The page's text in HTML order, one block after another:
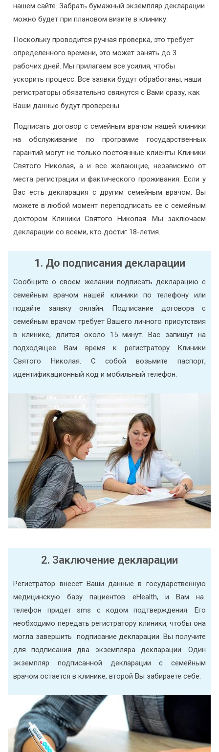
нашем сайте. Забрать бумажный экземпляр декларации
можно будет при плановом визите в клинику.
Поскольку проводится ручная проверка, это требует
определенного времени, это может занять до 3
рабочих дней. Мы прилагаем все усилия, чтобы
ускорить процесс. Все заявки будут обработаны, наши
регистраторы обязательно свяжутся с Вами сразу, как
Ваши данные будут проверены.
Подписать договор с семейным врачом нашей клиники
на обслуживание по программе государственных
гарантий могут не только постоянные клиенты Клиники
Святого Николая, а и все желающие, независимо от
места регистрации и фактического проживания. Если у
Вас есть декларация с другим семейным врачом, Вы
можете в любой момент переподписать ее с семейным
доктором Клиники Святого Николая. Мы заключаем
декларации со всеми, кто достиг 18-летия.
1. До подписания декларации
Сообщите о своем желании подписать декларацию с
семейным врачом нашей клиники по телефону или
подайте заявку онлайн. Подписание договора с
семейным врачом требует Вашего личного присутствия
в клинике, длится около 15 минут. Вас запишут на
подходящее Вам время к регистратору Клиники
Святого Николая. С собой возьмите паспорт,
идентификационный код и мобильный телефон.
2. Заключение декларации
Регистратор внесет Ваши данные в государственную
медицинскую базу пациентов eHealth, и Вам на
телефон придет sms с кодом подтверждения. Его
необходимо передать регистратору клиники, чтобы она
могла завершить подписание декларации. Вы получите
для подписания два экземпляра декларации. Один
экземпляр подписанной декларации с семейным
врачом остается в клинике, второй Вы забираете себе.